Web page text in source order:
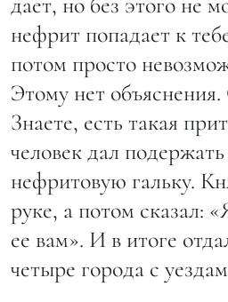
нефрит попадает к
потом просто
Этому нет
Знаете, есть такая
человек дал
нефритовую гальку.
руке, а потом сказал:
ее вам». И в итоге
четыре города с